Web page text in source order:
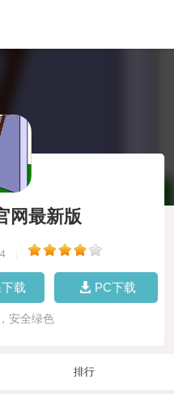
网最新版
载 PC下载
安全绿色
排行